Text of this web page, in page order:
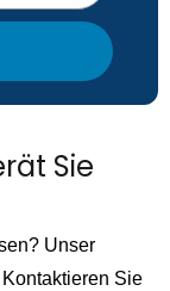
Sie
Unser
Sie